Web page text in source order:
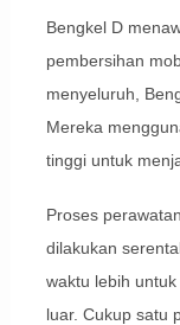
Bengkel D
pembersihan
menyeluruh,
Mereka
tinggi untuk
Proses
dilakukan
waktu lebih
luar. Cukup satu